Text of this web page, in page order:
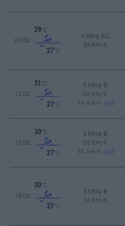
09:00
29°C
27°C
4 Μπφ ΒΔ
24 Km/h
12:00
31 °C
27°C
5 Μπφ B
35 Km/h
55 km/h
15:00
30°C
27°C
5 Μπφ B
35 Km/h
55 km/h
18:00
30°C
27°C
4 Μπφ B
24 Km/h